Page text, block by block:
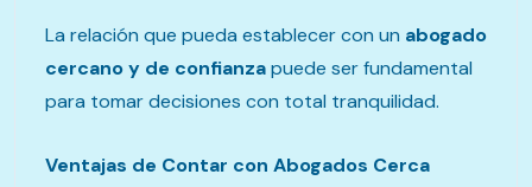
La relación que pueda establecer con un abogado
cercano y de confianzapuede ser fundamental
para tomar decisiones con total tranquilidad.
Ventajas de Contar con Abogados Cerca